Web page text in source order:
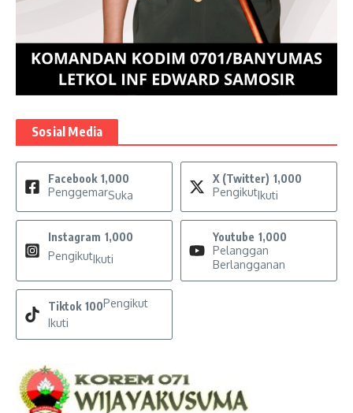
Sosial Media
Facebook 1,000
PenggemarSuka
X (Twitter) 1,000
PengikutIkuti
Instagram 1,000
PengikutIkuti
Youtube 1,000
Pelanggan
Berlangganan
Tiktok 100Pengikut
Ikuti